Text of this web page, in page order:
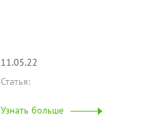
11.05.22
Статья:
Узнать больше